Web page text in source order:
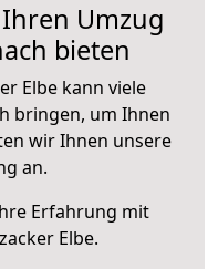
Umzug
bieten
Elbe kann viele
bringen, um Ihnen
wir Ihnen unsere
an.
Erfahrung mit
Elbe.